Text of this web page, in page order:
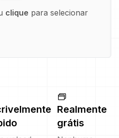
clique para selecionar
Realmente
grátis